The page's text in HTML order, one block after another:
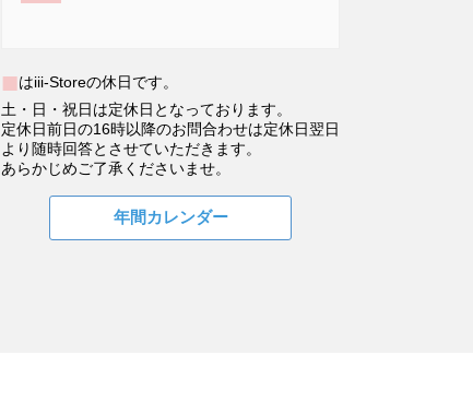
■はiii-Storeの休日です。
土・日・祝日は定休日となっております。
定休日前日の16時以降のお問合わせは定休日翌日
より随時回答とさせていただきます。
あらかじめご了承くださいませ。
年間カレンダー